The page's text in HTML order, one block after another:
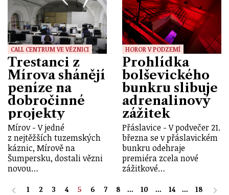
CALL CENTRUM VE VĚZNICI
Trestanci z
Mírova shánějí
peníze na
dobročinné
projekty
Mírov - V jedné
z nejtěžších tuzemských
káznic, Mírově na
Šumpersku, dostali vězni
novou…
HOROR V PODZEMÍ
Prohlídka
bolševického
bunkru slibuje
adrenalinový
zážitek
Přáslavice - V podvečer 21.
března se v přáslavickém
bunkru odehraje
premiéra zcela nové
zážitkové…
1 2 3 4 5 6 7 8 ... 10 ... 14 ... 18